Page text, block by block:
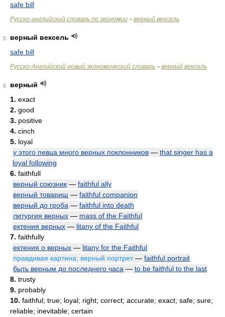
safe bill
Русско-английский словарь по экономии > верный вексель
5
верный вексель
safe bill
Русско-Английский новый экономический словарь > верный вексель
6
верный
1. exact
2. good
3. positive
4. cinch
5. loyal
у этого певца много верных поклонников — that singer has a
loyal following
6. faithfull
верный союзник — faithful ally
верный товарищ — faithful companion
верный до гроба — faithful into death
литургия верных — mass of the Faithful
ектения верных — litany of the Faithful
7. faithfully
ектения о верных — litany for the Faithful
правдивая картина; верный портрет— faithful portrait
быть верным до последнего часа — to be faithful to the last
8. trusty
9. probably
10. faithful; true; loyal; right; correct; accurate; exact; safe; sure;
reliable; inevitable; certain